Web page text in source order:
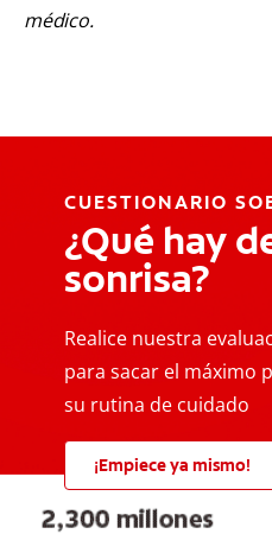
médico.
CUESTIONARIO
¿Qué hay
sonrisa?
Realice nuestra
para sacar el máximo
su rutina de cuidado
¡Empiece ya mismo!